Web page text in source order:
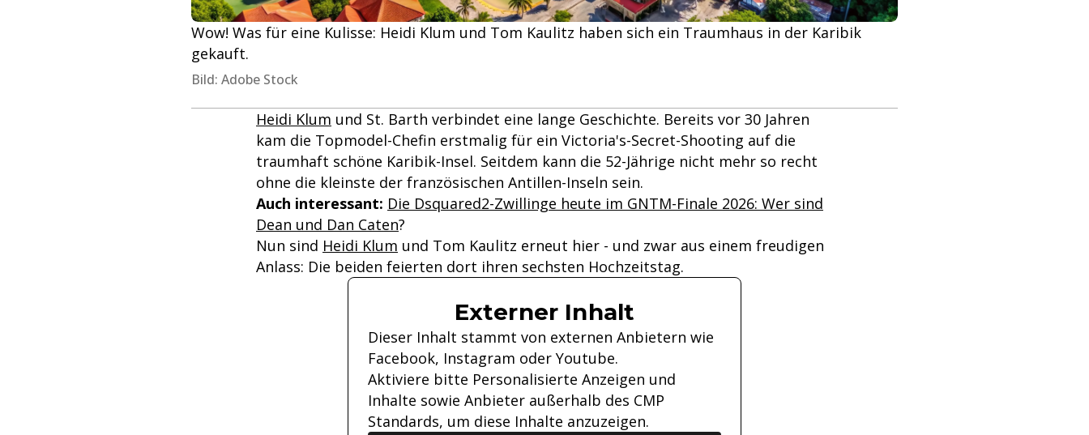
Wow! Was für eine Kulisse: Heidi Klum und Tom Kaulitz haben sich ein Traumhaus in der Karibik
gekauft.
Bild: Adobe Stock
Heidi Klum und St. Barth verbindet eine lange Geschichte. Bereits vor 30 Jahren
kam die Topmodel-Chefin erstmalig für ein Victoria's-Secret-Shooting auf die
traumhaft schöne Karibik-Insel. Seitdem kann die 52-Jährige nicht mehr so recht
ohne die kleinste der französischen Antillen-Inseln sein.
Auch interessant: Die Dsquared2-Zwillinge heute im GNTM-Finale 2026: Wer sind
Dean und Dan Caten?
Nun sind Heidi Klum und Tom Kaulitz erneut hier - und zwar aus einem freudigen
Anlass: Die beiden feierten dort ihren sechsten Hochzeitstag.
Externer Inhalt
Dieser Inhalt stammt von externen Anbietern wie
Facebook, Instagram oder Youtube.
Aktiviere bitte Personalisierte Anzeigen und
Inhalte sowie Anbieter außerhalb des CMP
Standards, um diese Inhalte anzuzeigen.